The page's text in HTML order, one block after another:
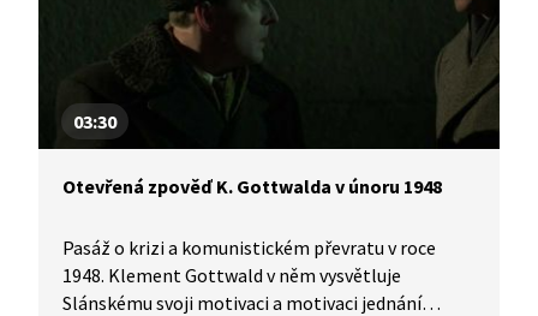
03:30
Otevřená zpověď K. Gottwalda v únoru 1948
Pasáž o krizi a komunistickém převratu v roce
1948. Klement Gottwald v něm vysvětluje
Slánskému svoji motivaci a motivaci jednání